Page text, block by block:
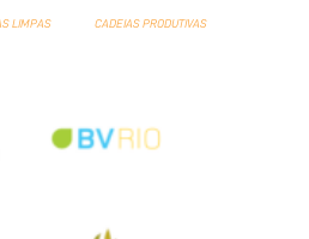
LIMPAS CADEIAS PRODUTIVAS